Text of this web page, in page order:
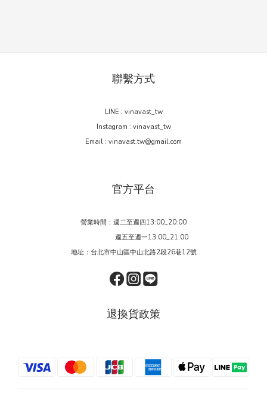
聯繫方式
LINE : vinavast_tw
Instagram : vinavast_tw
Email : vinavast.tw@gmail.com
官方平台
營業時間：週二至週四13:00_20:00
週五至週一13:00_21:00
地址：台北市中山區中山北路2段26巷12號
退換貨政策